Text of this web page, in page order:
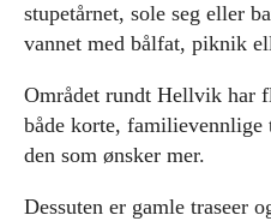
stupetårnet, sole seg eller
vannet med bålfat, piknik
Området rundt Hellvik har
både korte,
den som ønsker mer.
Dessuten er gamle traseer